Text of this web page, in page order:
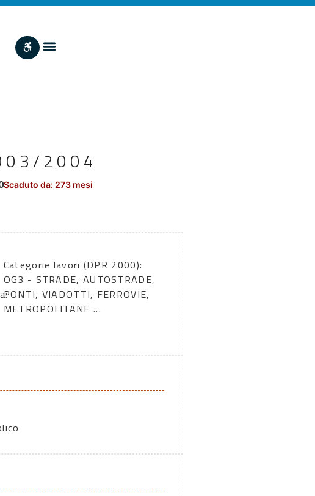
2004
Scaduto da: 273 mesi
Categorie lavori (DPR 2000):
OG3 - STRADE, AUTOSTRADE,
PONTI, VIADOTTI, FERROVIE,
METROPOLITANE ...